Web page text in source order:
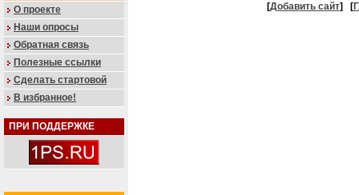
О проекте
Наши опросы
Обратная связь
Полезные ссылки
Сделать стартовой
В избранное!
ПРИ ПОДДЕРЖКЕ
[Добавить сайт] [